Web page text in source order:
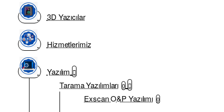
3D Yazıcılar
Hizmetlerimiz
Yazılım
Tarama Yazılımları 0
Exscan O&P Yazılımı 0